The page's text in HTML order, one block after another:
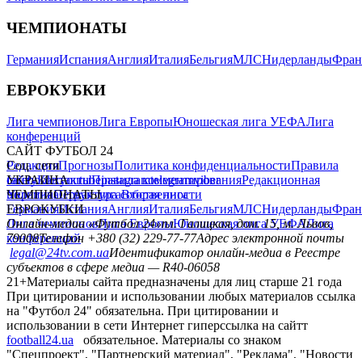
ЧЕМПИОНАТЫ
ГерманияИспанияАнглияИталияБельгияМЛСНидерланды
ЕВРОКУБКИ
Лига чемпионовЛига ЕвропыЮношеская лига УЕФАЛига
конференций
САЙТ ФУТБОЛ 24
РедакцияПрогнозыПолитика конфиденциальностиПравила
сайтуКонтактыПравила комментированияРедакционная
политикаСтруктура собственности
Соц. сети
facebookxyoutubeinstagramtelegramviber
УКРАИНА
УкраинаПервая лигаВторая лига
ЧЕМПИОНАТЫ
ГерманияИспанияАнглияИталияБельгияМЛСНидерланды
ЕВРОКУБКИ
Лига чемпионовЛига ЕвропыЮношеская лига УЕФАЛига
конференций
Онлайн-медиа «Футбол 24»пл. Галицкая, дом. 15, м. Львов,
79008Телефон +380 (32) 229-77-77Адрес электронной почты
legal@24tv.com.uaИдентификатор онлайн-медиа в Реестре
субъектов в сфере медиа — R40-06058
21+Материалы сайта предназначены для лиц старше 21 года
При цитировании и использовании любых материалов ссылка
на "Футбол 24" обязательна. При цитировании и
использовании в сети Интернет гиперссылка на сайтт
football24.ua
обязательное. Материалы со знаком
"Спецпроект", "Партнерский материал", "Реклама", "Новости